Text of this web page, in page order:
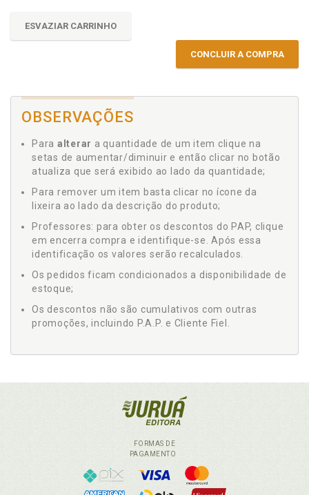
ESVAZIAR CARRINHO
CONCLUIR A COMPRA
OBSERVAÇÕES
Para alterar a quantidade de um item clique na
setas de aumentar/diminuir e então clicar no botão
atualiza que será exibido ao lado da quantidade;
Para remover um item basta clicar no ícone da
lixeira ao lado da descrição do produto;
Professores: para obter os descontos do PAP, clique
em encerra compra e identifique-se. Após essa
identificação os valores serão recalculados.
Os pedidos ficam condicionados a disponibilidade de
estoque;
Os descontos não são cumulativos com outras
promoções, incluindo P.A.P. e Cliente Fiel.
FORMAS DE
PAGAMENTO